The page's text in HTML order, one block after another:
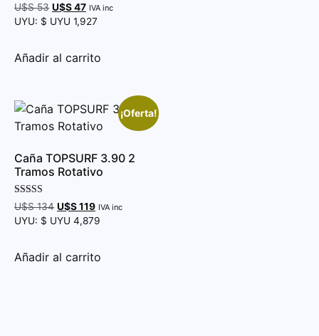
U$S53 U$S47 IVA inc
UYU: $ UYU 1,927
Añadir al carrito
¡Oferta!
Caña TOPSURF 3.90 2
Tramos Rotativo
Valorado con
5.00
de 5
U$S134 U$S119 IVA inc
UYU: $ UYU 4,879
Añadir al carrito